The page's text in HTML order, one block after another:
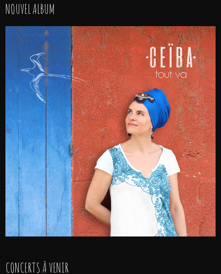
NOUVEL ALBUM
CONCERTS À VENIR